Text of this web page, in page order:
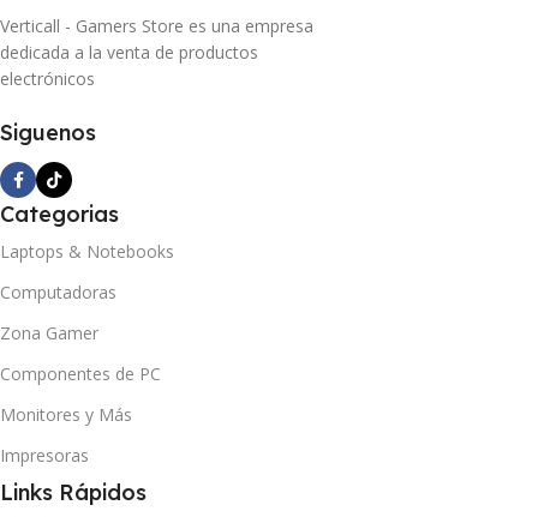
Verticall - Gamers Store es una empresa
dedicada a la venta de productos
electrónicos
Siguenos
Categorias
Laptops & Notebooks
Computadoras
Zona Gamer
Componentes de PC
Monitores y Más
Impresoras
Links Rápidos